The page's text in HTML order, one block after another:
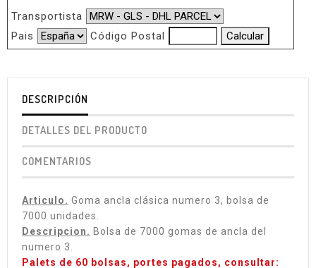
Transportista
Pais
Código Postal
DESCRIPCIÓN
DETALLES DEL PRODUCTO
COMENTARIOS
Articulo. Goma ancla clásica numero 3, bolsa de
7000 unidades.
Descripcion. Bolsa de 7000 gomas de ancla del
numero 3.
Palets de 60 bolsas, portes pagados, consultar: